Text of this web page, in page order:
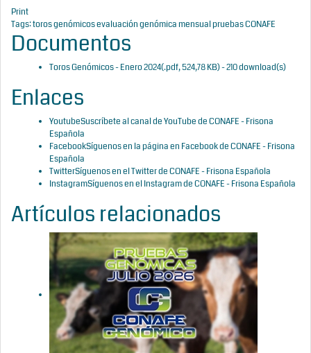
Print
Tags:toros genómicosevaluación genómica mensualpruebas CONAFE
Documentos
Toros Genómicos - Enero 2024(.pdf,524,78 KB) - 210 download(s)
Enlaces
YoutubeSuscríbete al canal de YouTube de CONAFE - Frisona
Española
FacebookSíguenos en la página en Facebook de CONAFE - Frisona
Española
TwitterSíguenos en el Twitter de CONAFE - Frisona Española
InstagramSíguenos en el Instagram de CONAFE - Frisona Española
Artículos relacionados